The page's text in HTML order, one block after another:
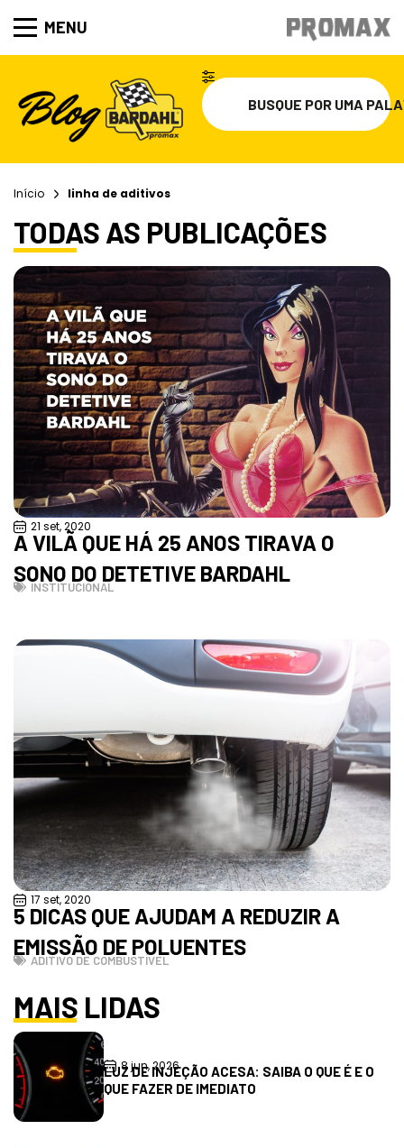
MENU
Início linha de aditivos
TODAS AS PUBLICAÇÕES
21 set, 2020
A VILÃ QUE HÁ 25 ANOS TIRAVA O
SONO DO DETETIVE BARDAHL
INSTITUCIONAL
17 set, 2020
5 DICAS QUE AJUDAM A REDUZIR A
EMISSÃO DE POLUENTES
ADITIVO DE COMBUSTÍVEL
MAIS LIDAS
8 jun, 2026
LUZ DE INJEÇÃO ACESA: SAIBA O QUE É E O
QUE FAZER DE IMEDIATO